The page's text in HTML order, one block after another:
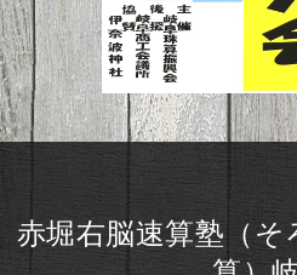
赤堀右脳速算塾（